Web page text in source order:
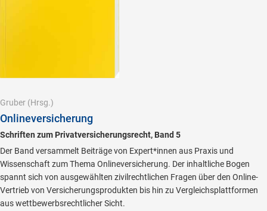
Gruber (Hrsg.)
Onlineversicherung
Schriften zum Privatversicherungsrecht, Band 5
Der Band versammelt Beiträge von Expert*innen aus Praxis und
Wissenschaft zum Thema Onlineversicherung. Der inhaltliche Bogen
spannt sich von ausgewählten zivilrechtlichen Fragen über den Online-
Vertrieb von Versicherungsprodukten bis hin zu Vergleichsplattformen
aus wettbewerbsrechtlicher Sicht.